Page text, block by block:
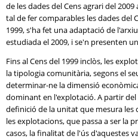
de les dades del Cens agrari del
tal de fer comparables les dades del
1999, s'ha fet una adaptació de
estudiada el 2009, i se'n presenten
Fins al Cens del 1999 inclòs, les
la tipologia comunitària, segons el
determinar-ne la dimensió
dominant en l'explotació. A partir
definició de la unitat que mesura
les explotacions, que passa a ser la
casos, la finalitat de l'ús d'aquestes